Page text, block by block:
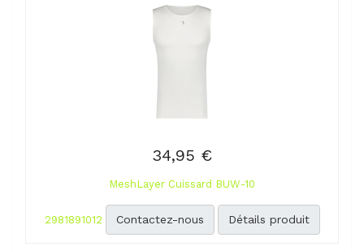
34,95 €
MeshLayer Cuissard BUW-10
2981891012 Contactez-nous Détails produit